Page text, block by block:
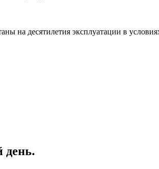
на десятилетия эксплуатации в
день.